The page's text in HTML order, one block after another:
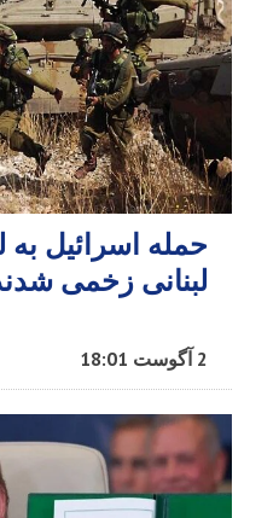
لبنانی زخمی
2 آگوست 18:01